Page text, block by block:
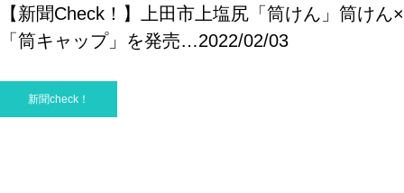
【新聞Check！】上田市上塩尻「筒けん」筒け
「筒キャップ」を発売…2022/02/03
新聞check！